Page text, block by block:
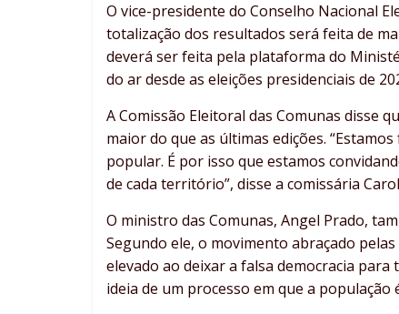
O vice-presidente do Conselho Nacional
totalização dos resultados será feita de
deverá ser feita pela plataforma do
do ar desde as eleições presidenciais de
A Comissão Eleitoral das Comunas disse
maior do que as últimas edições.
popular. É por isso que estamos
de cada território”, disse a comissária
O ministro das Comunas, Angel Prado,
Segundo ele, o movimento abraçado
elevado ao deixar a falsa democracia
ideia de um processo em que a população